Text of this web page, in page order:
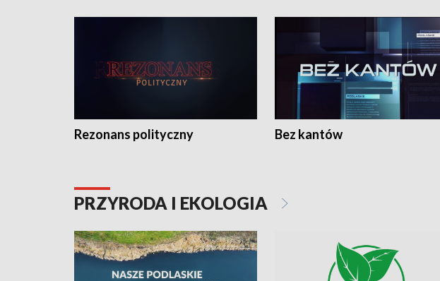
Rezonans polityczny Bez kantów
PRZYRODA I EKOLOGIA